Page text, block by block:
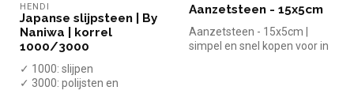
HENDI
Japanse slijpsteen | By
Naniwa | korrel
1000/3000
✓ 1000: slijpen
✓ 3000: polijsten en
Aanzetsteen - 15x5cm
Aanzetsteen - 15x5cm |
simpel en snel kopen voor in